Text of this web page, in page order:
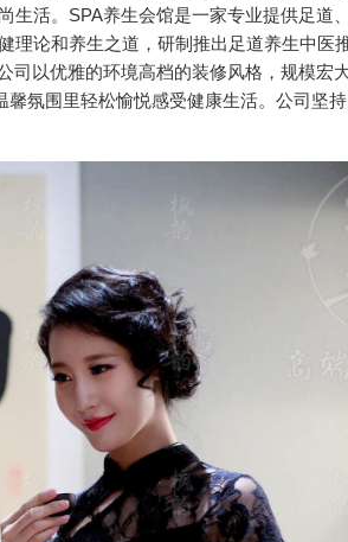
活。SPA养生会馆是一家专业提供足道
论和养生之道，研制推出足道养生中医
以优雅的环境高档的装修风格，规模宏
氛围里轻松愉悦感受健康生活。公司坚